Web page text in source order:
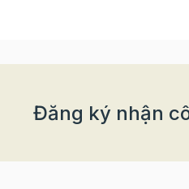
Đăng ký nhận